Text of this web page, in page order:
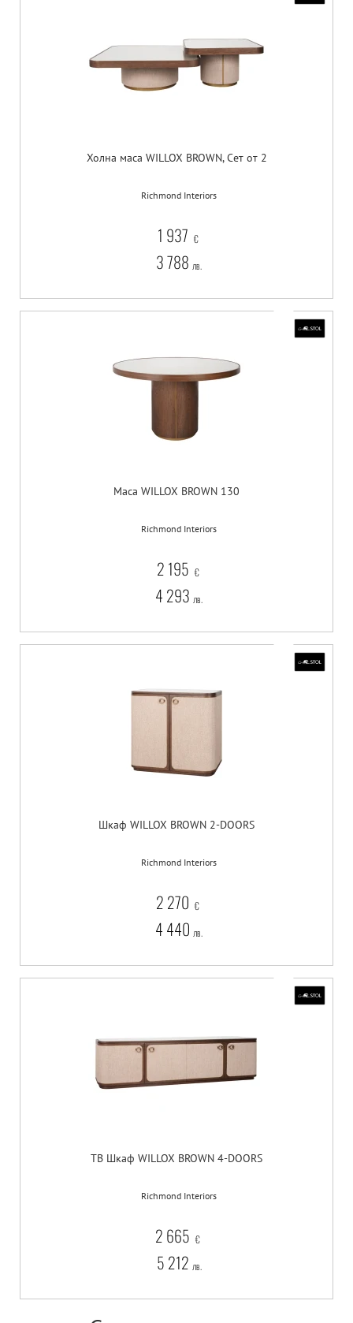
Холна маса WILLOX BROWN, Сет от 2
Richmond Interiors
1 937 €
3 788 лв.
Маса WILLOX BROWN 130
Richmond Interiors
2 195 €
4 293 лв.
Шкаф WILLOX BROWN 2-DOORS
Richmond Interiors
2 270 €
4 440 лв.
ТВ Шкаф WILLOX BROWN 4-DOORS
Richmond Interiors
2 665 €
5 212 лв.